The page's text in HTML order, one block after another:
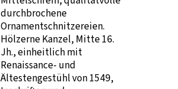
durchbrochene
Ornamentschnitzereien.
Hölzerne Kanzel, Mitte 16.
Jh., einheitlich mit
Renaissance- und
Ältestengestühl von 1549,